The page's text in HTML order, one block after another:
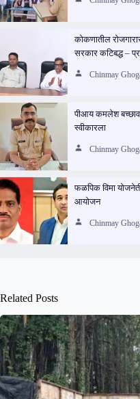
कोकणातील
सरकार कटिबद्ध –
Chinmay
पीआय कमलेश बच्छाव
स्वीकारला
Chinmay
फळपिक विमा
आयोजन
Chinmay
Related Posts